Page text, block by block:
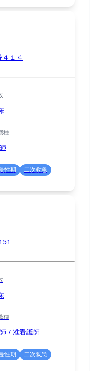
４１号
種
性期
二次救急
種
/ 准看護師
性期
二次救急